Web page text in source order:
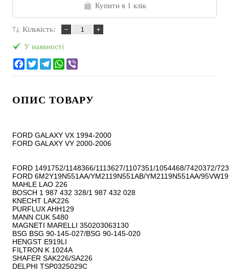
Купити в 1 клік
Кількість:
У наявності
ОПИС ТОВАРУ
FORD GALAXY VX 1994-2000
FORD GALAXY VY 2000-2006
FORD 1491752/1148366/1113627/1107351/1054468/7420372/
FORD 6M2Y19N551AA/YM2119N551AB/YM2119N551AA/
MAHLE LAO 226
BOSCH 1 987 432 328/1 987 432 028
KNECHT LAK226
PURFLUX AHH129
MANN CUK 5480
MAGNETI MARELLI 350203063130
BSG BSG 90-145-027/BSG 90-145-020
HENGST E919LI
FILTRON K 1024A
SHAFER SAK226/SA226